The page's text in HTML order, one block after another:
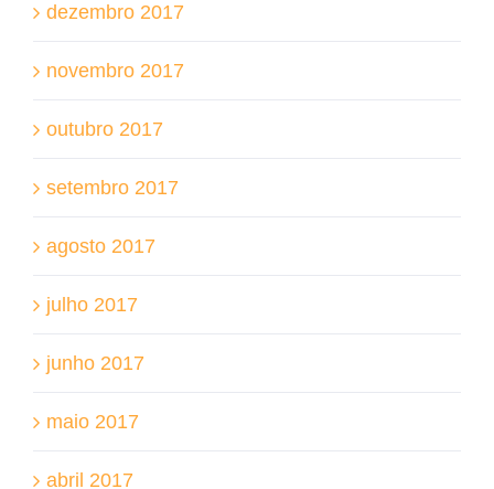
dezembro 2017
novembro 2017
outubro 2017
setembro 2017
agosto 2017
julho 2017
junho 2017
maio 2017
abril 2017